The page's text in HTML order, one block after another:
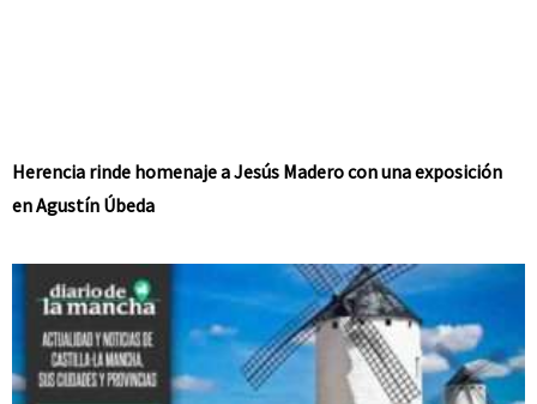
Herencia rinde homenaje a Jesús Madero con una exposición
en Agustín Úbeda